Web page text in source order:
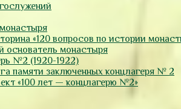
«120 вопросов по истории
основатель монастыря
№2 (1920-1922)
памяти заключенных концлагеря № 2
«100 лет — концлагерю №2»